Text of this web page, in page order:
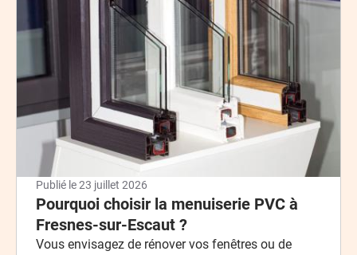
Publié le23 juillet 2026
Pourquoi choisir la menuiserie PVC à
Fresnes-sur-Escaut ?
Vous envisagez de rénover vos fenêtres ou de